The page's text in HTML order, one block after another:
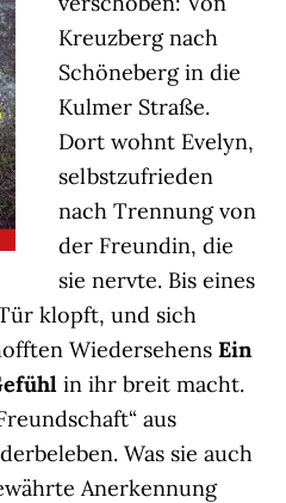
Kreuzberg nach
Schöneberg in die
Kulmer Straße.
Dort wohnt Evelyn,
selbstzufrieden
nach Trennung von
der Freundin, die
sie nervte. Bis eines
klopft, und sich
WiedersehensEin
in ihr breit macht.
aus
Was sie auch
Anerkennung